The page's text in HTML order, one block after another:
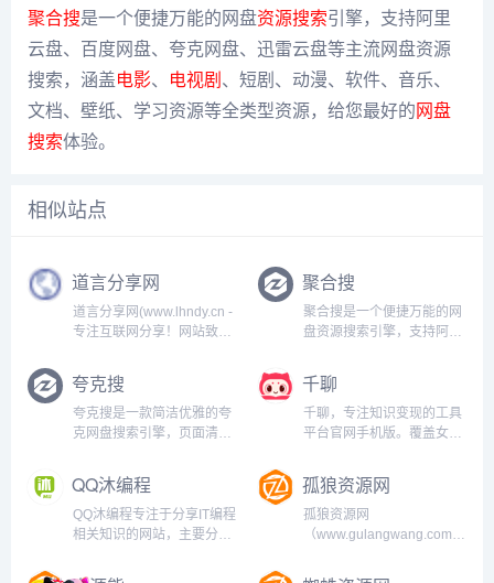
聚合搜是一个便捷万能的网盘资源搜索引擎，支持阿里
云盘、百度网盘、夸克网盘、迅雷云盘等主流网盘资源
搜索，涵盖电影、 电视剧 、短剧、动漫、软件、音乐、
文档、壁纸、学习资源等全类型资源，给您最好的 网盘
搜索体验。
相似站点
道言分享网
道言分享网(www.lhndy.cn -
专注互联网分享！网站致力
活动线报、网站源码、网络
课程、设计模板、影视等资
源共享，坚持分享网络技术
资源，努力为各位网友呈现
聚合搜
聚合搜是一个便捷万能的网
盘资源搜索引擎，支持阿里
盘、迅雷云盘等主流网盘资
源搜索，涵盖电影、电视
剧、短剧、动漫、软件、音
乐、文档、壁纸、学习资源
夸克搜
夸克搜是一款简洁优雅的夸
克网盘搜索引擎，页面清
短剧、综艺、动漫等夸克网
盘资源搜索。只需输入关键
词，即可快速找到相关夸克
网盘资源。...
千聊
千聊，专注知识变现的工具
平台官网手机版。覆盖女性
形、职场、经营管理、心理
等40多个类目，与你相关，
对你有用的知识服务平
台。...
QQ沐编程
QQ沐编程专注于分享IT编程
相关知识的网站，主要分享
码，实用功能代码，技术教
孤狼资源网
孤狼资源网
（www.gulangwang.com）
免费软件,活动线报,免费游